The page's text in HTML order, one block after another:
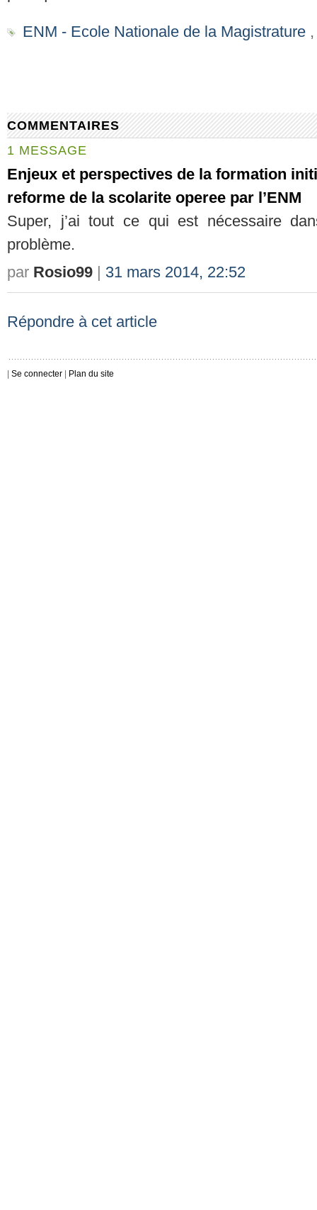
ENM - Ecole Nationale de la Magistrature
COMMENTAIRES
1 MESSAGE
Enjeux et perspectives de la formation
reforme de la scolarite operee par l’ENM
Super, j’ai tout ce qui est nécessaire
problème.
par Rosio99 | 31 mars 2014, 22:52
Répondre à cet article
| Se connecter | Plan du site